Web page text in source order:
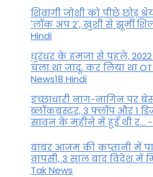
शिवांगी जोशी को पीछे छोड़
'लॉक अप 2', खुशी से झूमीं
Hindi
धुरंधर के हमजा से पहले,
चला था जादू, कर लिया था
News18 Hindi
इच्छाधारी नाग-नागिन पर
ब्लॉकबस्टर, 3 फ्लॉप और 1
सावन के महीने में हुई थी र... -
बाबर आजम की कप्तानी में
वापसी, 3 साल बाद विदेश में
Tak News